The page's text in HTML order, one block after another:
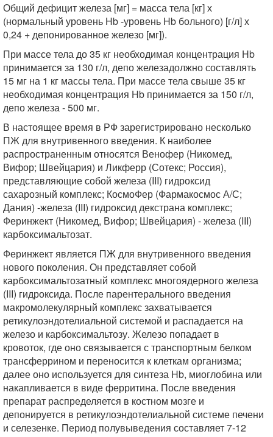
Общий дефицит железа [мг] = масса тела [кг] х
(нормальный уровень Hb -уровень Hb больного) [г/л] х
0,24 + депонированное железо [мг]).
При массе тела до 35 кг необходимая концентрация Hb
принимается за 130 г/л, депо железадолжно составлять
15 мг на 1 кг массы тела. При массе тела свыше 35 кг
необходимая концентрация Hb принимается за 150 г/л,
депо железа - 500 мг.
В настоящее время в РФ зарегистрировано несколько
ПЖ для внутривенного введения. К наиболее
распространенным относятся Венофер (Никомед,
Вифор; Швейцария) и Ликферр (Сотекс; Россия),
представляющие собой железа (III) гидроксид
сахарозный комплекс; КосмоФер (Фармакосмос А/С;
Дания) -железа (III) гидроксид декстрана комплекс;
Феринжект (Никомед, Вифор; Швейцария) - железа (III)
карбоксимальтозат.
Феринжект является ПЖ для внутривенного введения
нового поколения. Он представляет собой
карбоксимальтозатный комплекс многоядерного железа
(III) гидроксида. После парентерального введения
макромолекулярный комплекс захватывается
ретикулоэндотелиальной системой и распадается на
железо и карбоксимальтозу. Железо попадает в
кровоток, где оно связывается с транспортным белком
трансферрином и переносится к клеткам организма;
далее оно используется для синтеза Hb, миоглобина или
накапливается в виде ферритина. После введения
препарат распределяется в костном мозге и
депонируется в ретикулоэндотелиальной системе печени
и селезенке. Период полувыведения составляет 7-12